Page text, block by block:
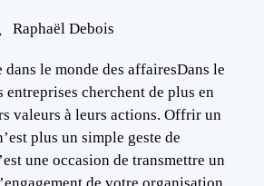
Raphaël Debois
le monde des affairesDans le
entreprises cherchent de plus en
valeurs à leurs actions. Offrir un
plus un simple geste de
une occasion de transmettre un